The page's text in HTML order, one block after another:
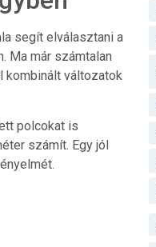
segít elválasztani a
Ma már számtalan
kombinált változatok
polcokat is
számít. Egy jól